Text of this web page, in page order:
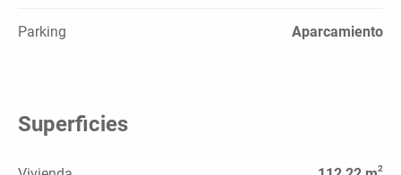
Parking Aparcamiento
Superficies
2